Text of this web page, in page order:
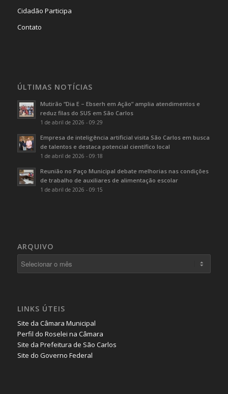
Cidadão Participa
Contato
ÚLTIMAS NOTÍCIAS
Mutirão “Dia E – Ebserh em Ação” amplia atendimentos e
reduz filas do SUS em São Carlos
1 de abril de 2026 - 09:29
Empresa de inteligência artificial visita São Carlos em busca
de talentos e destaca potencial científico local
1 de abril de 2026 - 09:18
Reunião no Paço Municipal debate melhorias nas condições
de trabalho de auxiliares de alimentação escolar
1 de abril de 2026 - 09:15
ARQUIVO
LINKS ÚTEIS
Site da Câmara Municipal
Perfil do Roselei na Câmara
Site da Prefeitura de São Carlos
Site do Governo Federal